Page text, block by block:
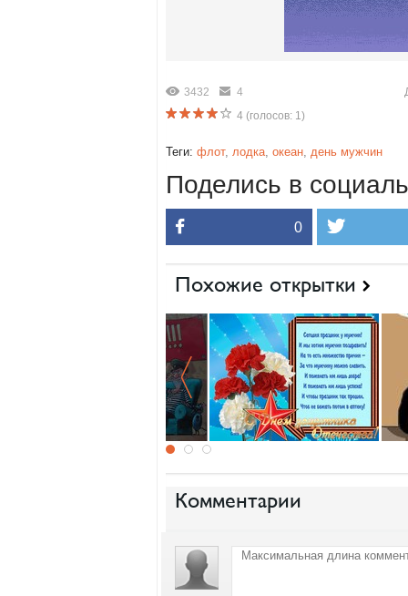
3432
4
4 (голосов: 1)
Теги: флот, лодка, океан, день мужчин
Поделись в
0
Похожие открытки
Комментарии